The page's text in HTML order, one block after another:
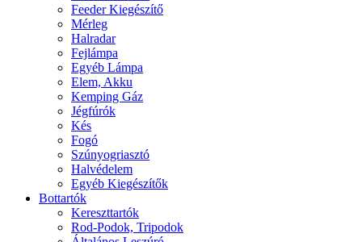
Feeder Kiegészítő
Mérleg
Halradar
Fejlámpa
Egyéb Lámpa
Elem, Akku
Kemping Gáz
Jégfúrók
Kés
Fogó
Szúnyogriasztó
Halvédelem
Egyéb Kiegészítők
Bottartók
Kereszttartók
Rod-Podok, Tripodok